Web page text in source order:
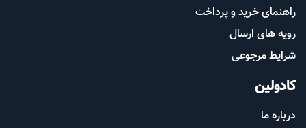
راهنمای خرید و پرداخت
رویه های ارسال
شرایط مرجوعی
کادولین
درباره ما